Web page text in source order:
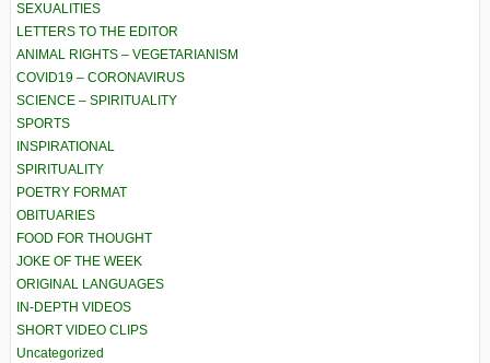
SEXUALITIES
LETTERS TO THE EDITOR
ANIMAL RIGHTS – VEGETARIANISM
COVID19 – CORONAVIRUS
SCIENCE – SPIRITUALITY
SPORTS
INSPIRATIONAL
SPIRITUALITY
POETRY FORMAT
OBITUARIES
FOOD FOR THOUGHT
JOKE OF THE WEEK
ORIGINAL LANGUAGES
IN-DEPTH VIDEOS
SHORT VIDEO CLIPS
Uncategorized